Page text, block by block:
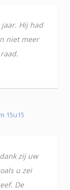
Hij had
niet meer
15u15
zij uw
u zei
De